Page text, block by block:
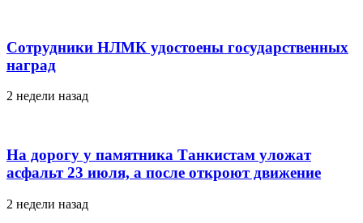
Сотрудники НЛМК удостоены государственных
наград
2 недели назад
На дорогу у памятника Танкистам уложат
асфальт 23 июля, а после откроют движение
2 недели назад